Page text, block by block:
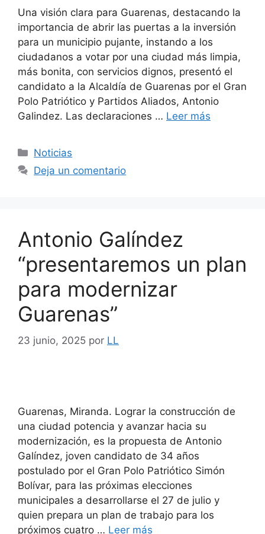
Una visión clara para Guarenas, destacando la
importancia de abrir las puertas a la inversión
para un municipio pujante, instando a los
ciudadanos a votar por una ciudad más limpia,
más bonita, con servicios dignos, presentó el
candidato a la Alcaldía de Guarenas por el Gran
Polo Patriótico y Partidos Aliados, Antonio
Galindez. Las declaraciones … Leer más
Noticias
Deja un comentario
Antonio Galíndez
“presentaremos un plan
para modernizar
Guarenas”
23 junio, 2025 por LL
Guarenas, Miranda. Lograr la construcción de
una ciudad potencia y avanzar hacia su
modernización, es la propuesta de Antonio
Galíndez, joven candidato de 34 años
postulado por el Gran Polo Patriótico Simón
Bolívar, para las próximas elecciones
municipales a desarrollarse el 27 de julio y
quien prepara un plan de trabajo para los
próximos cuatro … Leer más